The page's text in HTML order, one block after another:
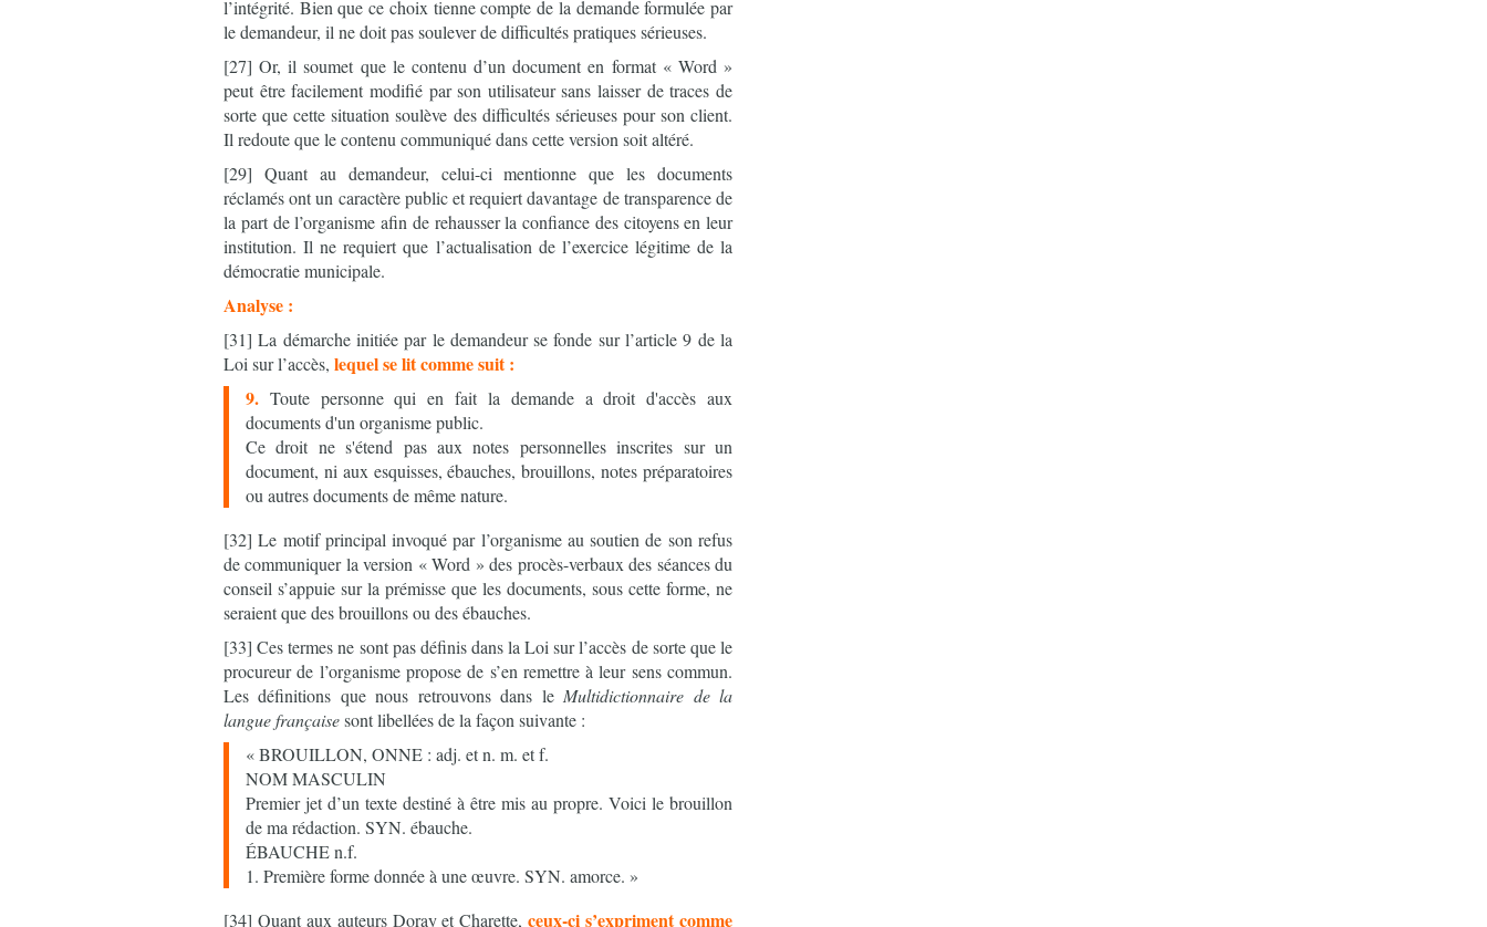
l’intégrité. Bien que ce choix tienne compte de la demande formulée par
le demandeur, il ne doit pas soulever de difficultés pratiques sérieuses.
[27] Or, il soumet que le contenu d’un document en format « Word »
peut être facilement modifié par son utilisateur sans laisser de traces de
sorte que cette situation soulève des difficultés sérieuses pour son client.
Il redoute que le contenu communiqué dans cette version soit altéré.
[29] Quant au demandeur, celui-ci mentionne que les documents
réclamés ont un caractère public et requiert davantage de transparence de
la part de l’organisme afin de rehausser la confiance des citoyens en leur
institution. Il ne requiert que l’actualisation de l’exercice légitime de la
démocratie municipale.
Analyse :
[31] La démarche initiée par le demandeur se fonde sur l’article 9 de la
Loi sur l’accès, lequel se lit comme suit :
9. Toute personne qui en fait la demande a droit d'accès aux
documents d'un organisme public.
Ce droit ne s'étend pas aux notes personnelles inscrites sur un
document, ni aux esquisses, ébauches, brouillons, notes préparatoires
ou autres documents de même nature.
[32] Le motif principal invoqué par l’organisme au soutien de son refus
de communiquer la version « Word » des procès-verbaux des séances du
conseil s’appuie sur la prémisse que les documents, sous cette forme, ne
seraient que des brouillons ou des ébauches.
[33] Ces termes ne sont pas définis dans la Loi sur l’accès de sorte que le
procureur de l’organisme propose de s’en remettre à leur sens commun.
Les définitions que nous retrouvons dans le Multidictionnaire de la
langue françaisesont libellées de la façon suivante :
« BROUILLON, ONNE : adj. et n. m. et f.
NOM MASCULIN
Premier jet d’un texte destiné à être mis au propre. Voici le brouillon
de ma rédaction. SYN. ébauche.
ÉBAUCHE n.f.
1. Première forme donnée à une œuvre. SYN. amorce. »
[34] Quant aux auteurs Doray et Charette,ceux-ci s’expriment comme